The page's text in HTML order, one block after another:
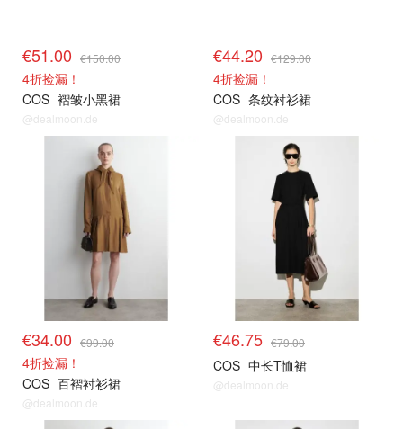
€51.00 €150.00
4折捡漏！
COS 褶皱小黑裙
@dealmoon.de
€44.20 €129.00
4折捡漏！
COS 条纹衬衫裙
@dealmoon.de
€34.00 €99.00
4折捡漏！
COS 百褶衬衫裙
@dealmoon.de
€46.75 €79.00
COS 中长T恤裙
@dealmoon.de